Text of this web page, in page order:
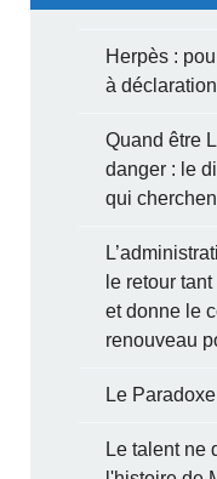
Herpès :
à
Quand être
danger : le
qui
le retour
et donne le
renouveau
Le
Le talent ne